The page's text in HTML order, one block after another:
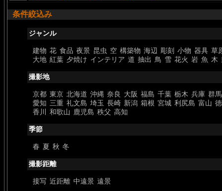
条件絞込み
ジャンル
建物 花 食品 夜景 昆虫 空 構築物 海辺 彫刻 小物 器具 草
大地 紅葉 夕焼け インテリア 道 抽出 鳥 雪 花火 岩 魚 木
撮影地
京都 東京 北海道 沖縄 奈良 大阪 福島 千葉 栃木 兵庫 群馬
愛知 三重 礼文島 埼玉 長崎 新潟 箱根 宮城 利尻島 富山
香川
和歌山 鹿児島 秩父 高知
季節
春 夏 秋 冬
撮影距離
接写 近距離 中遠景 遠景